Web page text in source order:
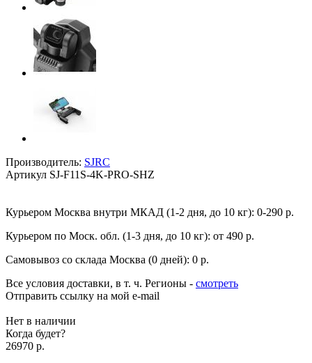
Производитель: SJRC
Артикул SJ-F11S-4K-PRO-SHZ
Курьером Москва внутри МКАД (1-2 дня, до 10 кг): 0-290 р.
Курьером по Моск. обл. (1-3 дня, до 10 кг): от 490 р.
Самовывоз со склада Москва (0 дней): 0 р.
Все условия доставки, в т. ч. Регионы - смотреть
Отправить ссылку на мой e-mail
Нет в наличии
Когда будет?
26970 р.